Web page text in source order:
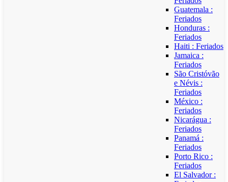
Guatemala :
Feriados
Honduras :
Feriados
Haiti : Feriados
Jamaica :
Feriados
São Cristóvão
e Névis :
Feriados
México :
Feriados
Nicarágua :
Feriados
Panamá :
Feriados
Porto Rico :
Feriados
El Salvador :